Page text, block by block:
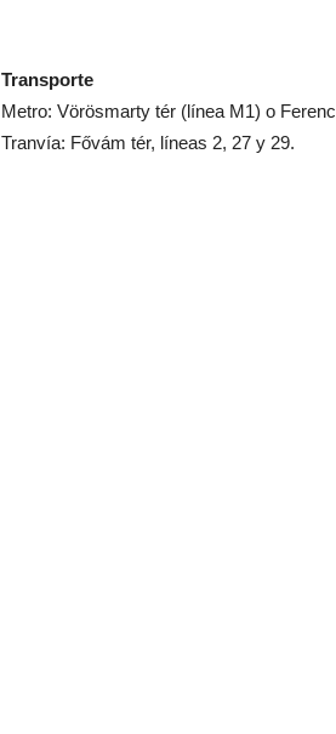
Transporte
Metro: Vörösmarty tér (línea M1) o
Tranvía: Fővám tér, líneas 2, 27 y 29.